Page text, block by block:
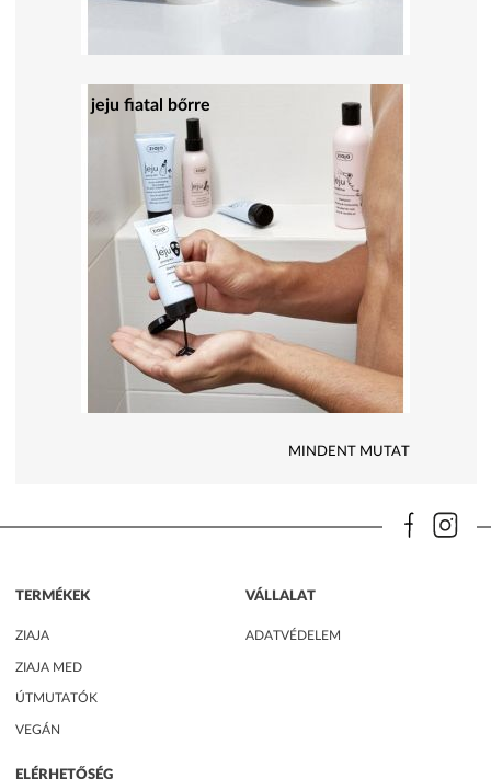
jeju fiatal bőrre
MINDENT MUTAT
TERMÉKEK
ZIAJA
ZIAJA MED
ÚTMUTATÓK
VEGÁN
VÁLLALAT
ADATVÉDELEM
ELÉRHETŐSÉG